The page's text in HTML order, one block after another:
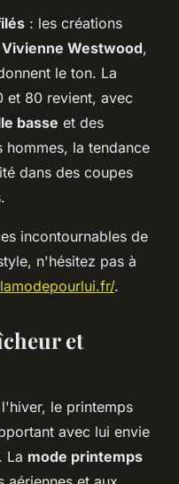
: les créations
Vivienne Westwood,
le ton. La
et 80 revient, avec
basse et des
hommes, la tendance
dans des coupes
incontournables de
n'hésitez pas à
.
et
le printemps
avec lui envie
La mode printemps